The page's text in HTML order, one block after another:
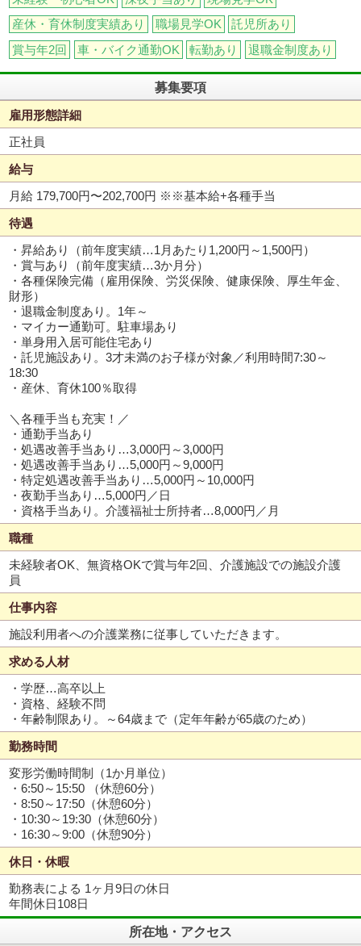
産休・育休制度実績あり
職場見学OK
託児所あり
賞与年2回
車・バイク通勤OK 転勤あり 退職金制度あり
募集要項
雇用形態詳細
正社員
給与
月給 179,700円〜202,700円 ※※基本給+各種手当
待遇
・昇給あり（前年度実績…1月あたり1,200円～1,500円）
・賞与あり（前年度実績…3か月分）
・各種保険完備（雇用保険、労災保険、健康保険、厚生年金、
財形）
・退職金制度あり。1年～
・マイカー通勤可。駐車場あり
・単身用入居可能住宅あり
・託児施設あり。3才未満のお子様が対象／利用時間7:30～
18:30
・産休、育休100％取得
＼各種手当も充実！／
・通勤手当あり
・処遇改善手当あり…3,000円～3,000円
・処遇改善手当あり…5,000円～9,000円
・特定処遇改善手当あり…5,000円～10,000円
・夜勤手当あり…5,000円／日
・資格手当あり。介護福祉士所持者…8,000円／月
職種
未経験者OK、無資格OKで賞与年2回、介護施設での施設介護
員
仕事内容
施設利用者への介護業務に従事していただきます。
求める人材
・学歴…高卒以上
・資格、経験不問
・年齢制限あり。～64歳まで（定年年齢が65歳のため）
勤務時間
変形労働時間制（1か月単位）
・6:50～15:50 （休憩60分）
・8:50～17:50（休憩60分）
・10:30～19:30（休憩60分）
・16:30～9:00（休憩90分）
休日・休暇
勤務表による 1ヶ月9日の休日
年間休日108日
所在地・アクセス